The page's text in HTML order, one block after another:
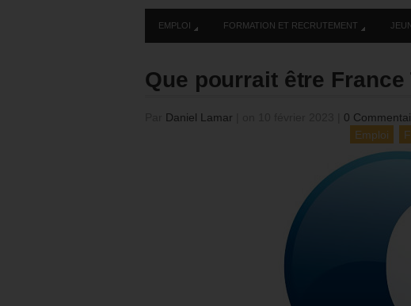
EMPLOI FORMATION ET RECRUTEMENT
Que pourrait être France
Daniel Lamar
0
Emploi